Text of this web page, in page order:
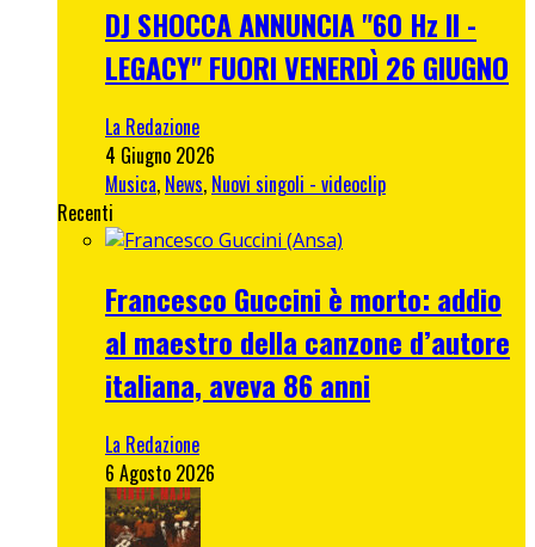
DJ SHOCCA ANNUNCIA "60 Hz II -
LEGACY" FUORI VENERDÌ 26 GIUGNO
La Redazione
4 Giugno 2026
Musica, News, Nuovi singoli - videoclip
Recenti
Francesco Guccini è morto: addio
al maestro della canzone d’autore
italiana, aveva 86 anni
La Redazione
6 Agosto 2026